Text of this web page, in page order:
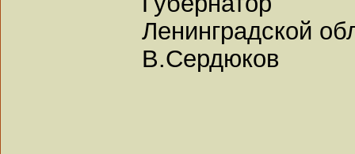
Ленинградской
В.Сердюков